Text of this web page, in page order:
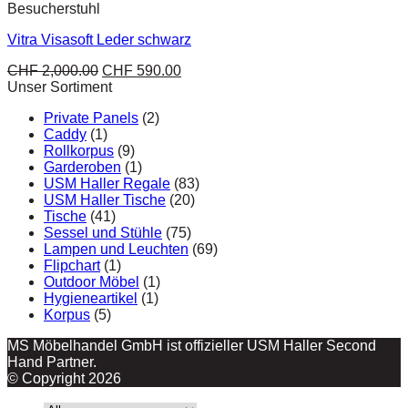
Besucherstuhl
Vitra Visasoft Leder schwarz
CHF2,000.00 CHF 590.00
Unser Sortiment
Private Panels (2)
Caddy (1)
Rollkorpus (9)
Garderoben (1)
USM Haller Regale (83)
USM Haller Tische (20)
Tische (41)
Sessel und Stühle (75)
Lampen und Leuchten (69)
Flipchart (1)
Outdoor Möbel (1)
Hygieneartikel (1)
Korpus (5)
MS Möbelhandel GmbH ist offizieller USM Haller Second
Hand Partner.
© Copyright 2026